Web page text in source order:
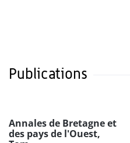
Publications
Annales de Bretagne et
des pays de l'Ouest,